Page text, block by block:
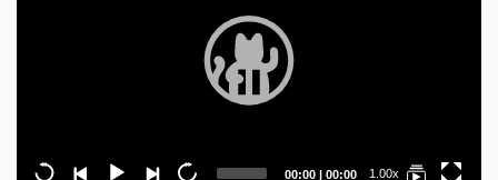
Current
00:00 | Total
00:00 1.00x